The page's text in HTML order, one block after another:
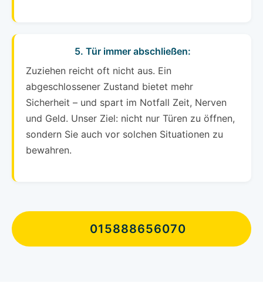
5. Tür immer abschließen:
Zuziehen reicht oft nicht aus. Ein
abgeschlossener Zustand bietet mehr
Sicherheit – und spart im Notfall Zeit, Nerven
und Geld. Unser Ziel: nicht nur Türen zu öffnen,
sondern Sie auch vor solchen Situationen zu
bewahren.
015888656070